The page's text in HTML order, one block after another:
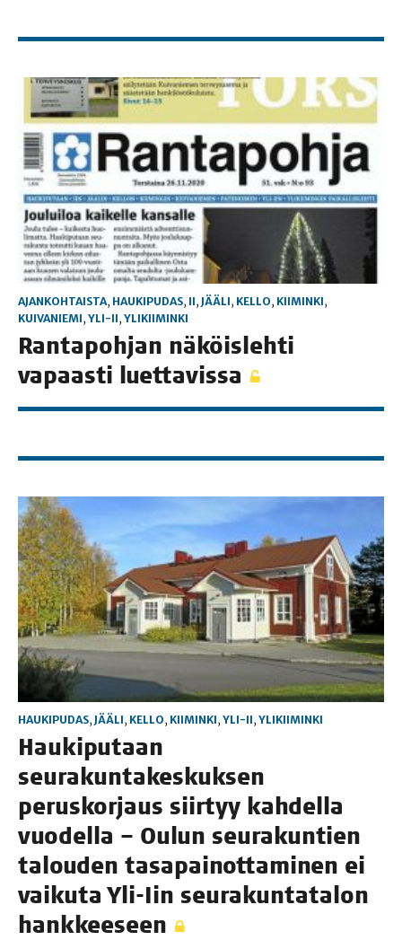
AJANKOHTAISTA, HAUKIPUDAS, II, JÄÄLI, KELLO, KIIMINKI,
KUIVANIEMI, YLI-II, YLIKIIMINKI
Ran­ta­poh­jan näköis­leh­ti
vapaas­ti luettavissa
HAUKIPUDAS, JÄÄLI, KELLO, KIIMINKI, YLI-II, YLIKIIMINKI
Hau­ki­pu­taan
seu­ra­kun­ta­kes­kuk­sen
perus­kor­jaus siir­tyy kah­del­la
vuo­del­la – Oulun seu­ra­kun­tien
talou­den tasa­pai­not­ta­mi­nen ei
vai­ku­ta Yli-Iin seu­ra­kun­ta­ta­lon
hankkeeseen